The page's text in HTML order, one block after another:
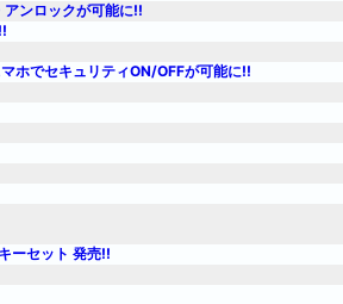
ンロックが可能に!!
ホでセキュリティON/OFFが可能に!!
ーセット 発売!!